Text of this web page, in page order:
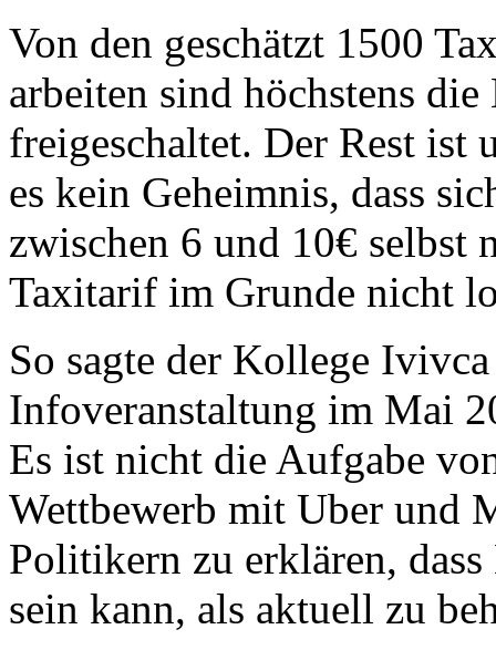
Von den geschätzt 1500
arbeiten sind höchstens
freigeschaltet. Der Rest ist
es kein Geheimnis, dass
zwischen 6 und 10€ selbst
Taxitarif im Grunde nicht
So sagte der Kollege
Infoveranstaltung im Mai
Es ist nicht die Aufgabe
Wettbewerb mit Uber und
Politikern zu erklären,
sein kann, als aktuell zu